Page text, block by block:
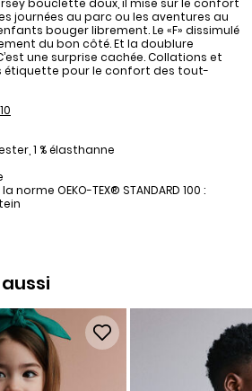
bouclette doux, il mise sur le confort
journées au parc ou les aventures au
bouger librement. Le «F» dissimulé
du bon côté. Et la doublure
une surprise cachée. Collations et
étiquette pour le confort des tout-
1 % élasthanne
OEKO-TEX® STANDARD 100 :